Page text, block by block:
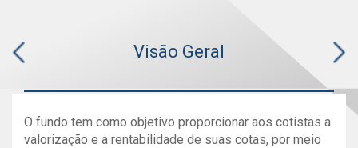
Visão Geral
O fundo tem como objetivo proporcionar aos cotistas a
valorização e a rentabilidade de suas cotas, por meio